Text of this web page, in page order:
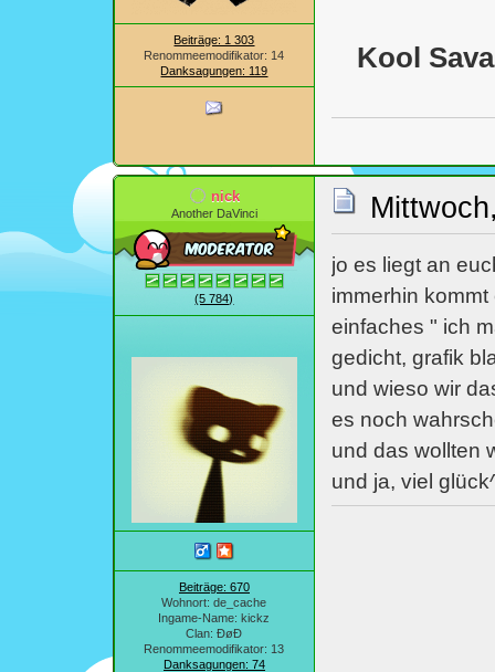
Beiträge: 1 303
Renommeemodifikator: 14
Danksagungen: 119
Kool
nick
Another DaVinci
(5 784)
Beiträge: 670
Wohnort: de_cache
Ingame-Name: kickz
Clan: ÐøÐ
Renommeemodifikator: 13
Danksagungen: 74
jo es liegt an
immerhin
einfaches " ich
gedicht, grafik
und wieso wir
es noch
und das wollten
und ja, viel